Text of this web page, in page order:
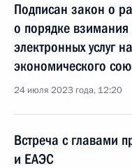
Подписан закон о
о порядке
электронных услуг
экономического
24 июля 2023 года, 12:20
Встреча с главами
и ЕАЭС